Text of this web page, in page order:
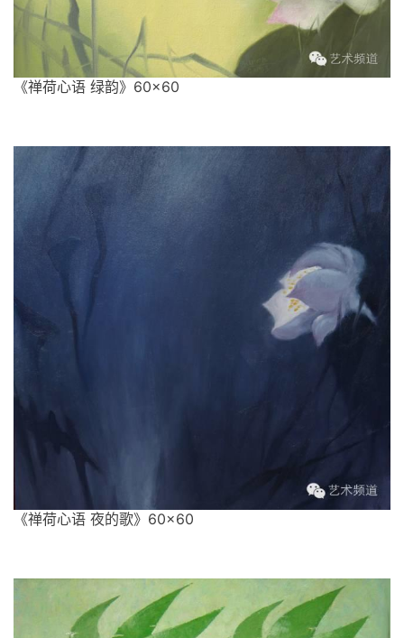
《禅荷心语 绿韵》60×60
《禅荷心语 夜的歌》60×60